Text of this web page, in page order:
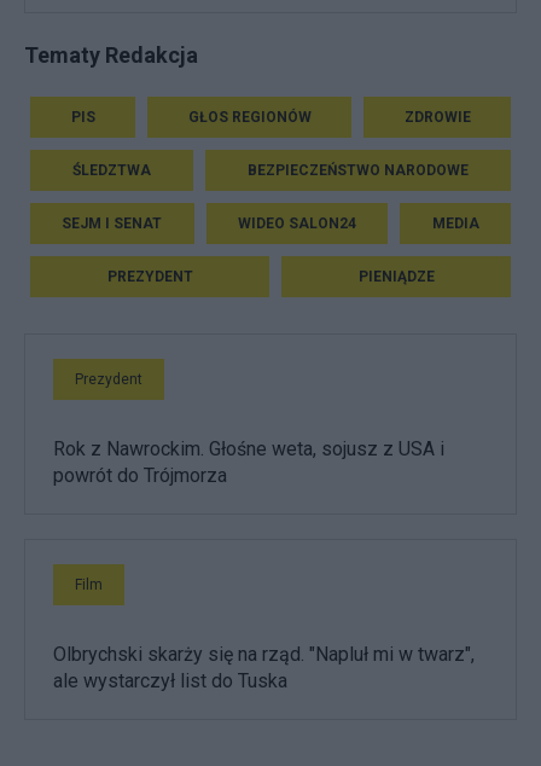
Tematy Redakcja
PIS GŁOS REGIONÓW ZDROWIE
ŚLEDZTWA BEZPIECZEŃSTWO NARODOWE
SEJM I SENAT WIDEO SALON24 MEDIA
PREZYDENT PIENIĄDZE
Prezydent
Rok z Nawrockim. Głośne weta, sojusz z USA i
powrót do Trójmorza
Film
Olbrychski skarży się na rząd. "Napluł mi w twarz",
ale wystarczył list do Tuska